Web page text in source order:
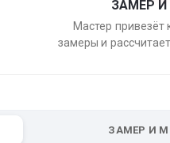
ЗАМЕР И
Мастер привезёт
замеры и
ЗАМЕР И